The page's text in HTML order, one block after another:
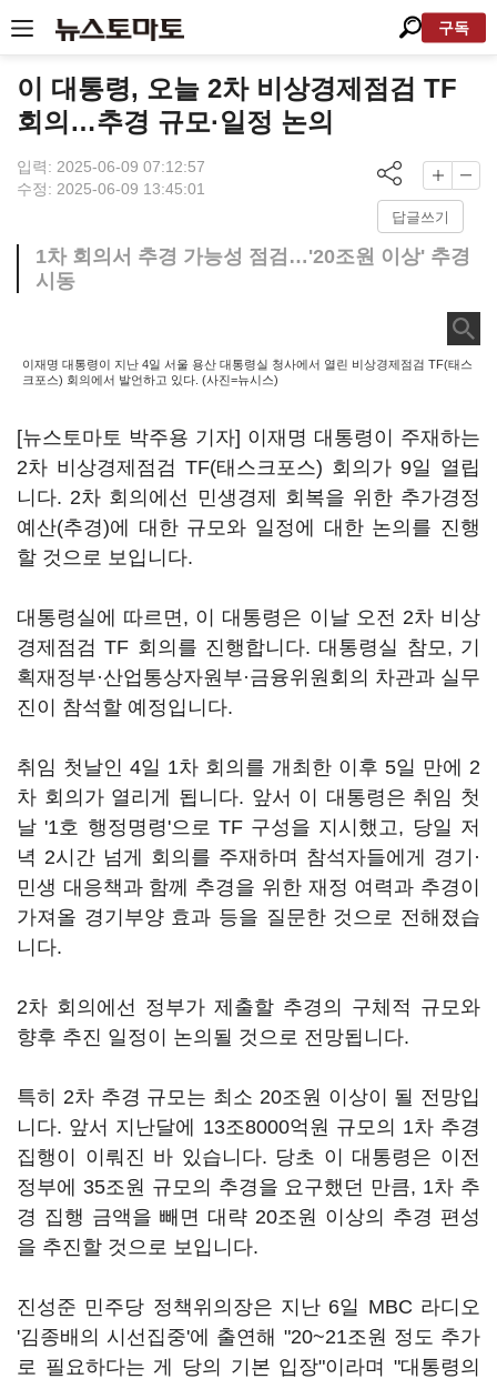
구독
이 대통령, 오늘 2차 비상경제점검 TF
회의…추경 규모·일정 논의
입력: 2025-06-09 07:12:57
수정: 2025-06-09 13:45:01
답글쓰기
1차 회의서 추경 가능성 점검…'20조원 이상' 추경
시동
이재명 대통령이 지난 4일 서울 용산 대통령실 청사에서 열린 비상경제점검 TF(태스
크포스) 회의에서 발언하고 있다. (사진=뉴시스)
[뉴스토마토 박주용 기자] 이재명 대통령이 주재하는
2차 비상경제점검 TF(태스크포스) 회의가 9일 열립
니다. 2차 회의에선 민생경제 회복을 위한 추가경정
예산(추경)에 대한 규모와 일정에 대한 논의를 진행
할 것으로 보입니다.
대통령실에 따르면, 이 대통령은 이날 오전 2차 비상
경제점검 TF 회의를 진행합니다. 대통령실 참모, 기
획재정부·산업통상자원부·금융위원회의 차관과 실무
진이 참석할 예정입니다.
취임 첫날인 4일 1차 회의를 개최한 이후 5일 만에 2
차 회의가 열리게 됩니다. 앞서 이 대통령은 취임 첫
날 '1호 행정명령'으로 TF 구성을 지시했고, 당일 저
녁 2시간 넘게 회의를 주재하며 참석자들에게 경기·
민생 대응책과 함께 추경을 위한 재정 여력과 추경이
가져올 경기부양 효과 등을 질문한 것으로 전해졌습
니다.
2차 회의에선 정부가 제출할 추경의 구체적 규모와
향후 추진 일정이 논의될 것으로 전망됩니다.
특히 2차 추경 규모는 최소 20조원 이상이 될 전망입
니다. 앞서 지난달에 13조8000억원 규모의 1차 추경
집행이 이뤄진 바 있습니다. 당초 이 대통령은 이전
정부에 35조원 규모의 추경을 요구했던 만큼, 1차 추
경 집행 금액을 빼면 대략 20조원 이상의 추경 편성
을 추진할 것으로 보입니다.
진성준 민주당 정책위의장은 지난 6일 MBC 라디오
'김종배의 시선집중'에 출연해 "20~21조원 정도 추가
로 필요하다는 게 당의 기본 입장"이라며 "대통령의